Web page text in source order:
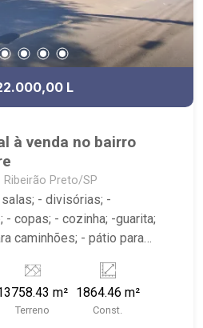
L
à venda no bairro
Preto/SP
- divisórias; -
copas; - cozinha; -guarita;
caminhões; - pátio para
Clebão Bar Espetinho,
MMarra Distribuidora
m²
Terreno
1864.46 m²
Const.